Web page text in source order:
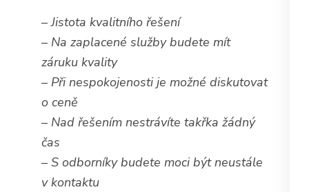
–Jistota kvalitního řešení
– Na zaplacené služby budete mít
záruku kvality
– Při nespokojenosti je možné diskutovat
o ceně
– Nad řešením nestrávíte takřka žádný
čas
– S odborníky budete moci být neustále
v kontaktu